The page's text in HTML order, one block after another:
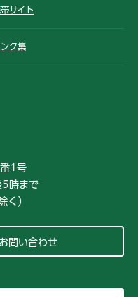
サイト
ンク集
1号
5時まで
く）
お問い合わせ